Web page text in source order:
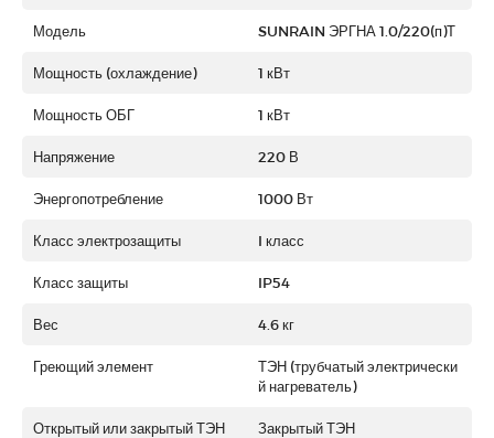
Модель SUNRAIN ЭРГНА 1.0/220(п)Т
Мощность (охлаждение) 1 кВт
Мощность ОБГ 1 кВт
Напряжение 220 В
Энергопотребление 1000 Вт
Класс электрозащиты I класс
Класс защиты IP54
Вес 4.6 кг
Греющий элемент
ТЭН (трубчатый электрически
й нагреватель)
Открытый или закрытый ТЭН Закрытый ТЭН